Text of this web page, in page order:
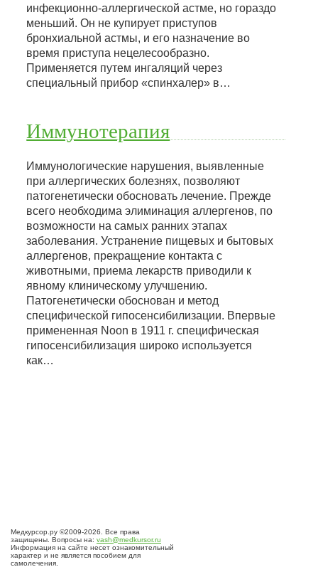
инфекционно-аллергической астме, но гораздо
меньший. Он не купирует приступов
бронхиальной астмы, и его назначение во
время приступа нецелесообразно.
Применяется путем ингаляций через
специальный прибор «спинхалер» в…
Иммунотерапия
Иммунологические нарушения, выявленные
при аллергических болезнях, позволяют
патогенетически обосновать лечение. Прежде
всего необходима элиминация аллергенов, по
возможности на самых ранних этапах
заболевания. Устранение пищевых и бытовых
аллергенов, прекращение контакта с
животными, приема лекарств приводили к
явному клиническому улучшению.
Патогенетически обоснован и метод
специфической гипосенсибилизации. Впервые
примененная Noon в 1911 г. специфическая
гипосенсибилизация широко используется
как…
Медкурсор.ру ©2009-2026. Все права
защищены. Вопросы на: vash@medkursor.ru
Информация на сайте несет ознакомительный
характер и не является пособием для
самолечения.